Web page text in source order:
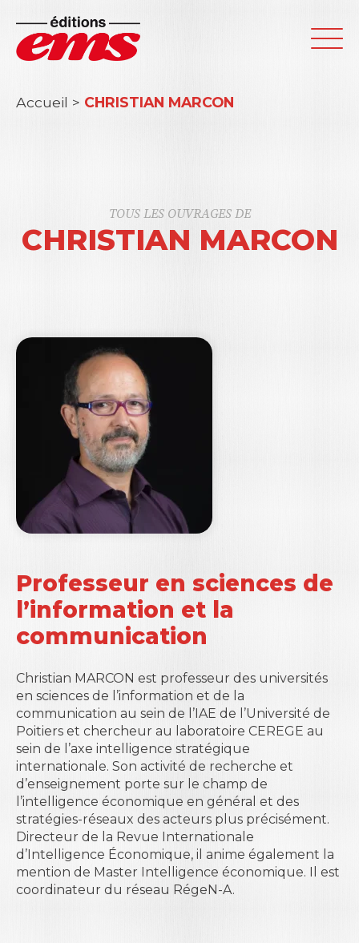
Accueil > CHRISTIAN MARCON
TOUS LES OUVRAGES DE
CHRISTIAN MARCON
Professeur en sciences de
l’information et la
communication
Christian MARCON est professeur des universités
en sciences de l’information et de la
communication au sein de l’IAE de l’Université de
Poitiers et chercheur au laboratoire CEREGE au
sein de l’axe intelligence stratégique
internationale. Son activité de recherche et
d’enseignement porte sur le champ de
l’intelligence économique en général et des
stratégies-réseaux des acteurs plus précisément.
Directeur de la Revue Internationale
d’Intelligence Économique, il anime également la
mention de Master Intelligence économique. Il est
coordinateur du réseau RégeN-A.